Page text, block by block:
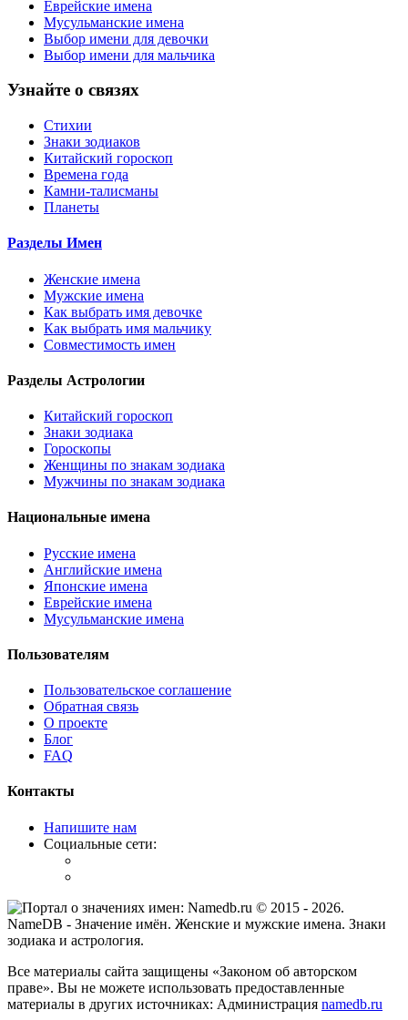
Еврейские имена
Мусульманские имена
Выбор имени для девочки
Выбор имени для мальчика
Узнайте о связях
Стихии
Знаки зодиаков
Китайский гороскоп
Времена года
Камни-талисманы
Планеты
Разделы Имен
Женские имена
Мужские имена
Как выбрать имя девочке
Как выбрать имя мальчику
Совместимость имен
Разделы Астрологии
Китайский гороскоп
Знаки зодиака
Гороскопы
Женщины по знакам зодиака
Мужчины по знакам зодиака
Национальные имена
Русские имена
Английские имена
Японские имена
Еврейские имена
Мусульманские имена
Пользователям
Пользовательское соглашение
Обратная связь
О проекте
Блог
FAQ
Контакты
Напишите нам
Социальные сети:
© 2015 - 2026.
NameDB - Значение имён. Женские и мужские имена. Знаки
зодиака и астрология.
Все материалы сайта защищены «Законом об авторском
праве». Вы не можете использовать предоставленные
материалы в других источниках: Администрация namedb.ru